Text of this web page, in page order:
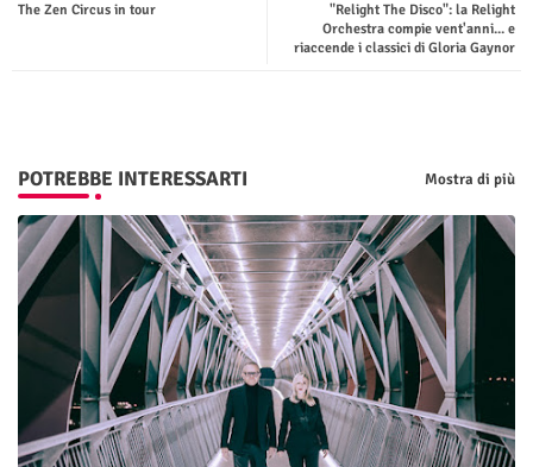
"Relight The Disco": la Relight
Orchestra compie vent'anni... e
riaccende i classici di Gloria Gaynor
The Zen Circus in tour
POTREBBE INTERESSARTI Mostra di più